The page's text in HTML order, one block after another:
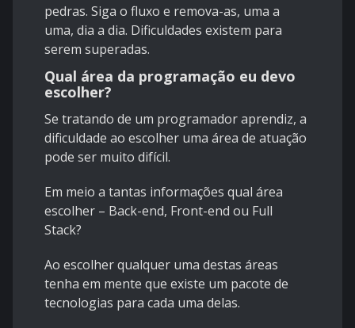
pedras. Siga o fluxo e remova-as, uma a
uma, dia a dia. Dificuldades existem para
serem superadas.
Qual área da programação eu devo
escolher?
Se tratando de um programador aprendiz, a
dificuldade ao escolher uma área de atuação
pode ser muito difícil.
Em meio a tantas informações qual área
escolher – Back-end, Front-end ou Full
Stack?
Ao escolher qualquer uma destas áreas
tenha em mente que existe um pacote de
tecnologias para cada uma delas.